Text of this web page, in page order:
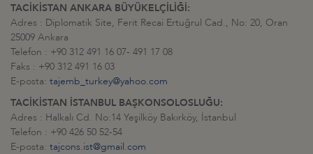
TACİKİSTAN ANKARA BÜYÜKELÇİLİĞİ:
Adres : Diplomatik Site, Ferit Recai Ertuğrul Cad., No: 20, Oran
25009 Ankara
Telefon : +90 312 491 16 07- 491 17 08
Faks : +90 312 491 16 03
E-posta: tajemb_turkey@yahoo.com
TACİKİSTAN İSTANBUL BAŞKONSOLOSLUĞU:
Adres : Halkalı Cd. No:14 Yeşilköy Bakırköy, İstanbul
Telefon : +90 426 50 52-54
E-posta: tajcons.ist@gmail.com